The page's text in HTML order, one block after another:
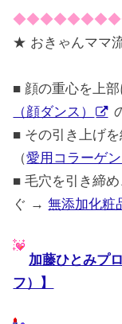
★ おきゃんママ
■ 顔の重心を上
（顔ダンス）
■ その引き上げ
（愛用コラーゲ
■ 毛穴を引き締
ぐ →無添加化粧
加藤ひとみプ
フ）】